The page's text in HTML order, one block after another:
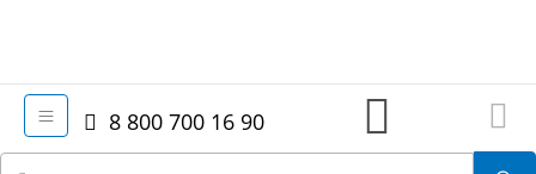
8 800 700 16 90